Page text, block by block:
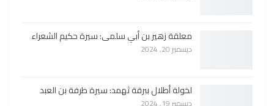
معلقة زهير بن أبي سلمى: سيرة حكيم الشعراء
ديسمبر 20, 2024
لخولة أطلال ببرقة ثهمد: سيرة طرفة بن العبد
ديسمبر 19, 2024